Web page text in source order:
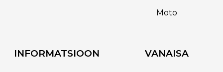
Moto
INFORMATSIOON VANAISA